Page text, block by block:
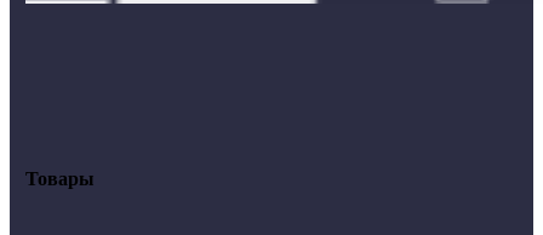
Товары